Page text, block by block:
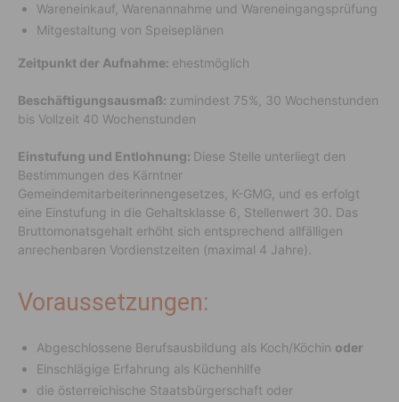
Wareneinkauf, Warenannahme und Wareneingangsprüfung
Mitgestaltung von Speiseplänen
Zeitpunkt der Aufnahme: ehestmöglich
Beschäftigungsausmaß: zumindest 75%, 30 Wochenstunden
bis Vollzeit 40 Wochenstunden
Einstufung und Entlohnung: Diese Stelle unterliegt den
Bestimmungen des Kärntner
Gemeindemitarbeiterinnengesetzes, K-GMG, und es erfolgt
eine Einstufung in die Gehaltsklasse 6, Stellenwert 30. Das
Bruttomonatsgehalt erhöht sich entsprechend allfälligen
anrechenbaren Vordienstzeiten (maximal 4 Jahre).
Voraussetzungen:
Abgeschlossene Berufsausbildung als Koch/Köchin oder
Einschlägige Erfahrung als Küchenhilfe
die österreichische Staatsbürgerschaft oder